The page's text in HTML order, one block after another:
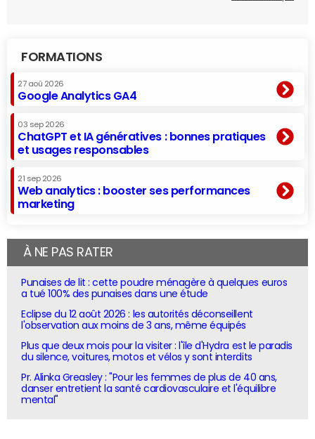
FORMATIONS
27 aoû 2026
Google Analytics GA4
03 sep 2026
ChatGPT et IA génératives : bonnes pratiques
et usages responsables
21 sep 2026
Web analytics : booster ses performances
marketing
À NE PAS RATER
Punaises de lit : cette poudre ménagère à quelques euros
a tué 100% des punaises dans une étude
Eclipse du 12 août 2026 : les autorités déconseillent
l'observation aux moins de 3 ans, même équipés
Plus que deux mois pour la visiter : l'île d'Hydra est le paradis
du silence, voitures, motos et vélos y sont interdits
Pr. Alinka Greasley : "Pour les femmes de plus de 40 ans,
danser entretient la santé cardiovasculaire et l'équilibre
mental"